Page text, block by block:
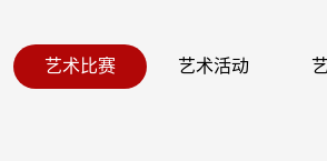
艺术比赛 艺术活动